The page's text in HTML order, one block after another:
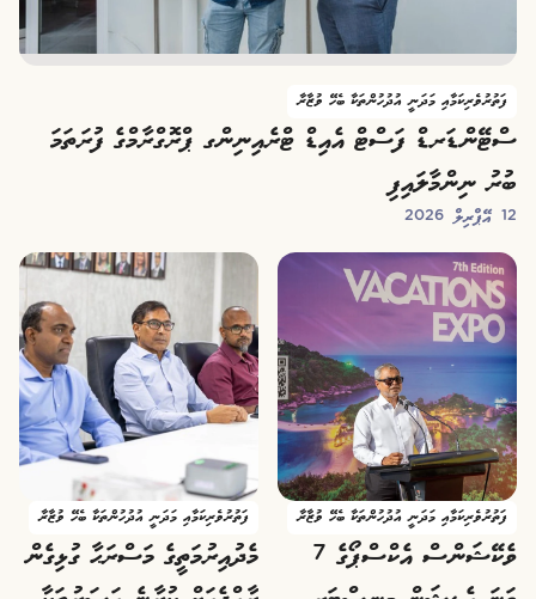
ފަތުރުވެރިކަމާއި މަދަނީ އުދުހުންތަކާ ބެހޭ ވުޒާރާ
ސްޓޭންޑަރޑް ފަސްޓް އެއިޑް ޓްރެއިނިންގ ޕްރޮގްރާމްގެ ފުރަތަމަ
ބުރު ނިންމާލައިފި
12 އޭޕްރިލް 2026
ފަތުރުވެރިކަމާއި މަދަނީ އުދުހުންތަކާ ބެހޭ ވުޒާރާ
ވެކޭޝަންސް އެކްސްޕޯގެ 7
ފަތުރުވެރިކަމާއި މަދަނީ އުދުހުންތަކާ ބެހޭ ވުޒާރާ
މެދުއިރުމަތީގެ މަސްރަޙާ ގުޅިގެން